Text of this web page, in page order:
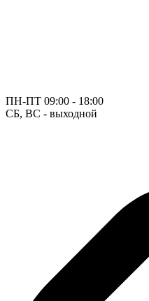
ПН-ПТ 09:00 - 18:00
СБ, ВС - выходной